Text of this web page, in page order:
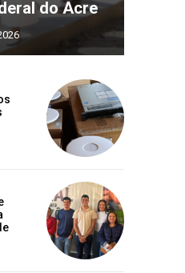
do Acre